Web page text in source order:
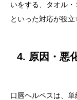
いをする、タオル・
といった対応が役立
4. 原因・悪
口唇ヘルペスは、